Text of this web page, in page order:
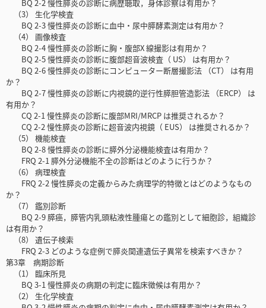
BQ 2-2 慢性膵炎の診断に病歴聴取，身体診察は有用か？
（3） 生化学検査
BQ 2-3 慢性膵炎の診断に血中・尿中膵酵素測定は有用か？
（4） 画像検査
BQ 2-4 慢性膵炎の診断に胸・腹部X 線撮影は有用か？
BQ 2-5 慢性膵炎の診断に腹部超音波検査（ US） は有用か？
BQ 2-6 慢性膵炎の診断にコンピューター断層撮影法 （CT） は有用
か？
BQ 2-7 慢性膵炎の診断に内視鏡的逆行性膵胆管造影法 （ERCP） は
有用か？
CQ 2-1 慢性膵炎の診断に腹部MRI/MRCP は推奨されるか？
CQ 2-2 慢性膵炎の診断に超音波内視鏡（ EUS） は推奨されるか？
（5） 機能検査
BQ 2-8 慢性膵炎の診断に膵外分泌機能検査は有用か？
FRQ 2-1 膵外分泌機能不全の診断はどのように行うか？
（6） 病理検査
FRQ 2-2 慢性膵炎の定義からみた病理学的特徴とはどのようなもの
か？
（7） 鑑別診断
BQ 2-9 膵癌，膵管内乳頭粘液性腫瘍との鑑別として細胞診，組織診
は有用か？
（8） 遺伝子検索
FRQ 2-3 どのような症例で膵炎関連遺伝子異常を検索すべきか？
第3章 病期診断
（1） 臨床所見
BQ 3-1 慢性膵炎の病期の判定に臨床徴候は有用か？
（2） 生化学検査